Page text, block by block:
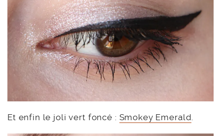
Et enfin le joli vert foncé : Smokey Emerald